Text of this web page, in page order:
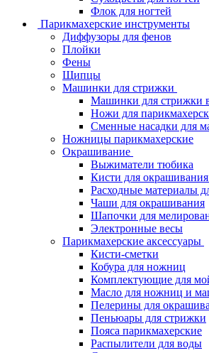
Флок для ногтей
Парикмахерские инструменты
Диффузоры для фенов
Плойки
Фены
Щипцы
Машинки для стрижки
Машинки для стрижки
Ножи для
Сменные насадки для
Ножницы парикмахерские
Окрашивание
Выжиматели тюбика
Кисти для
Расходные материалы
Чаши для окрашивания
Шапочки для
Электронные весы
Парикмахерские аксессуары
Кисти-сметки
Кобура для ножниц
Комплектующие для
Масло для ножниц и
Пелерины для
Пеньюары для стрижки
Пояса парикмахерские
Распылители для воды